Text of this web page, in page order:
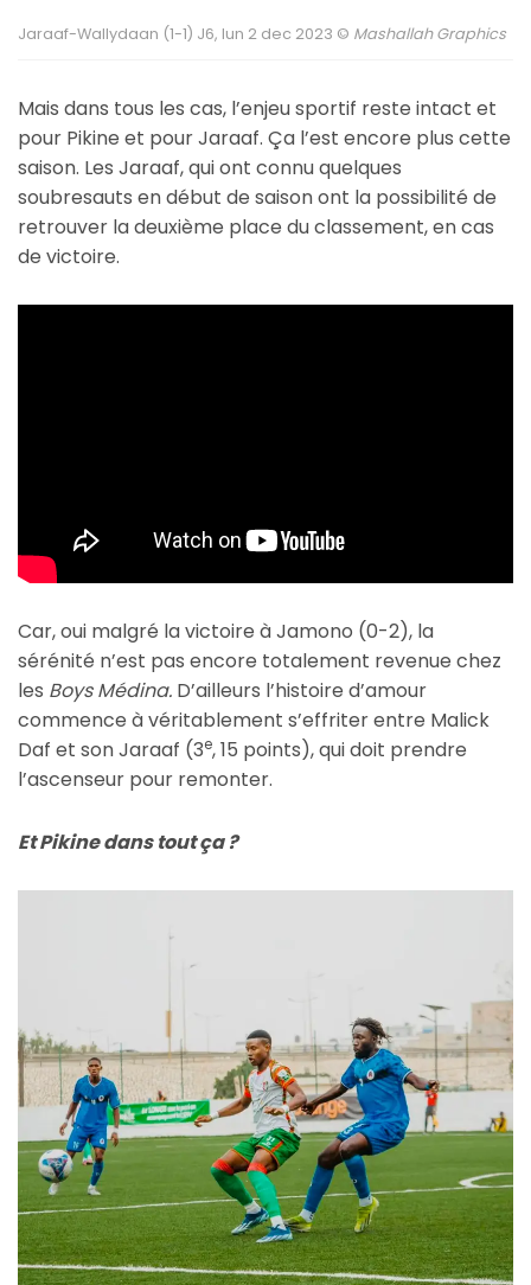
Jaraaf-Wallydaan (1-1) J6, lun 2 dec 2023 © Mashallah Graphics
Mais dans tous les cas, l’enjeu sportif reste intact et
pour Pikine et pour Jaraaf. Ça l’est encore plus cette
saison. Les Jaraaf, qui ont connu quelques
soubresauts en début de saison ont la possibilité de
retrouver la deuxième place du classement, en cas
de victoire.
Car, oui malgré la victoire à Jamono (0-2), la
sérénité n’est pas encore totalement revenue chez
les Boys Médina. D’ailleurs l’histoire d’amour
commence à véritablement s’effriter entre Malick
Daf et son Jaraaf (3e, 15 points), qui doit prendre
l’ascenseur pour remonter.
Et Pikine dans tout ça ?